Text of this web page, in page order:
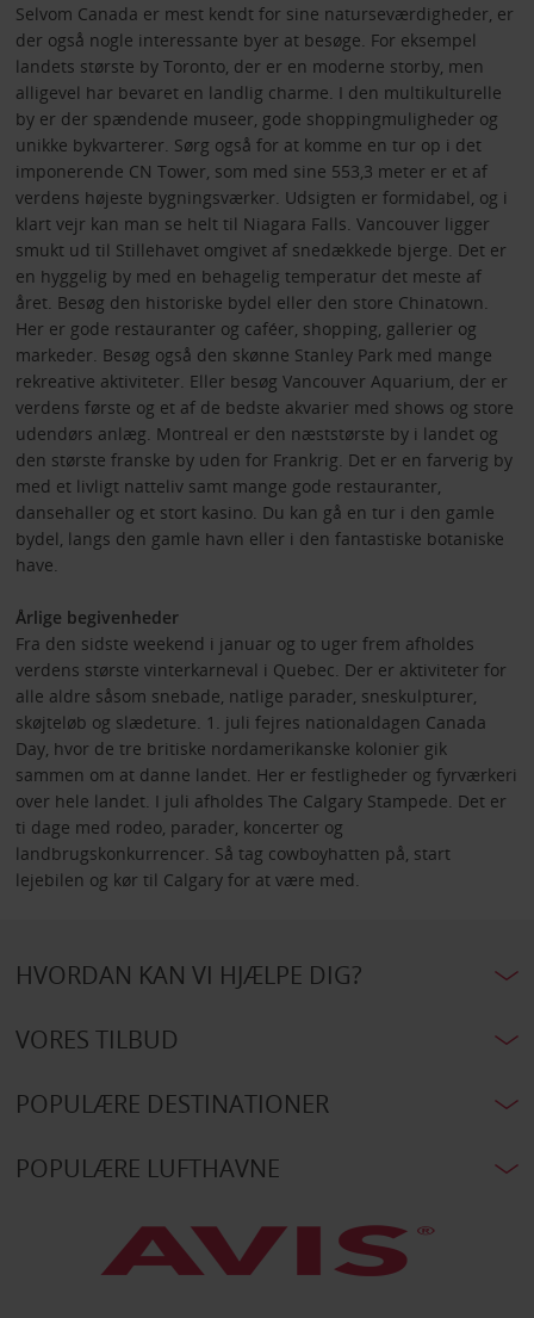
Selvom Canada er mest kendt for sine naturseværdigheder, er
der også nogle interessante byer at besøge. For eksempel
landets største by Toronto, der er en moderne storby, men
alligevel har bevaret en landlig charme. I den multikulturelle
by er der spændende museer, gode shoppingmuligheder og
unikke bykvarterer. Sørg også for at komme en tur op i det
imponerende CN Tower, som med sine 553,3 meter er et af
verdens højeste bygningsværker. Udsigten er formidabel, og i
klart vejr kan man se helt til Niagara Falls. Vancouver ligger
smukt ud til Stillehavet omgivet af snedækkede bjerge. Det er
en hyggelig by med en behagelig temperatur det meste af
året. Besøg den historiske bydel eller den store Chinatown.
Her er gode restauranter og caféer, shopping, gallerier og
markeder. Besøg også den skønne Stanley Park med mange
rekreative aktiviteter. Eller besøg Vancouver Aquarium, der er
verdens første og et af de bedste akvarier med shows og store
udendørs anlæg. Montreal er den næststørste by i landet og
den største franske by uden for Frankrig. Det er en farverig by
med et livligt natteliv samt mange gode restauranter,
dansehaller og et stort kasino. Du kan gå en tur i den gamle
bydel, langs den gamle havn eller i den fantastiske botaniske
have.
Årlige begivenheder
Fra den sidste weekend i januar og to uger frem afholdes
verdens største vinterkarneval i Quebec. Der er aktiviteter for
alle aldre såsom snebade, natlige parader, sneskulpturer,
skøjteløb og slædeture. 1. juli fejres nationaldagen Canada
Day, hvor de tre britiske nordamerikanske kolonier gik
sammen om at danne landet. Her er festligheder og fyrværkeri
over hele landet. I juli afholdes The Calgary Stampede. Det er
ti dage med rodeo, parader, koncerter og
landbrugskonkurrencer. Så tag cowboyhatten på, start
lejebilen og kør til Calgary for at være med.
HVORDAN KAN VI HJÆLPE DIG?
VORES TILBUD
POPULÆRE DESTINATIONER
POPULÆRE LUFTHAVNE